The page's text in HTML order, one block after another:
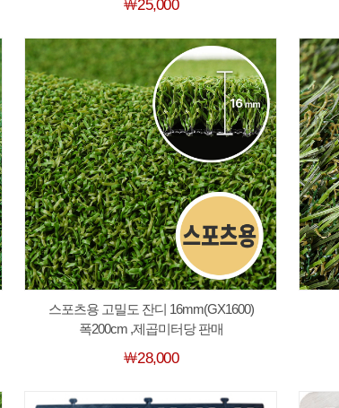
￦25,000
스포츠용 고밀도 잔디 16mm(GX1600)
폭200cm ,제곱미터당 판매
￦28,000